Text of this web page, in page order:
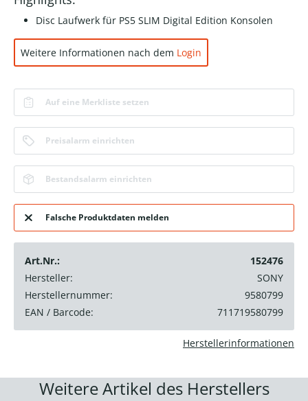
Disc Laufwerk für PS5 SLIM Digital Edition Konsolen
Weitere Informationen nach dem Login
Auf eine Merkliste setzen
Preisalarm einrichten
Bestandsalarm einrichten
Falsche Produktdaten melden
Art.Nr.:
152476
Hersteller:
SONY
Herstellernummer:
9580799
EAN / Barcode:
711719580799
Herstellerinformationen
Weitere Artikel des Herstellers